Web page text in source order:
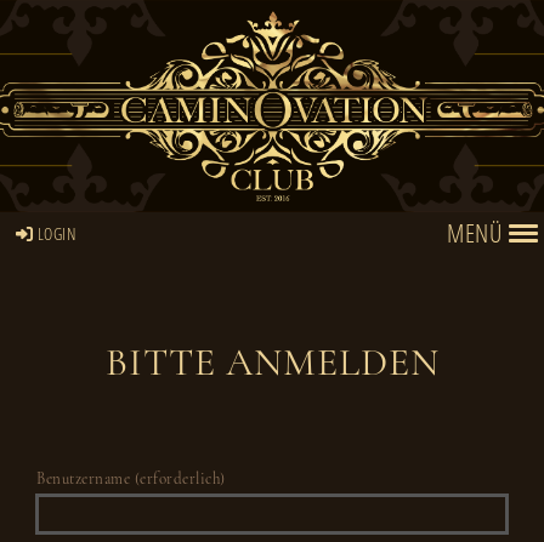
MENÜ
LOGIN
BITTE ANMELDEN
Benutzername (erforderlich)